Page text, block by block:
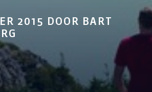
2015 DOOR BART